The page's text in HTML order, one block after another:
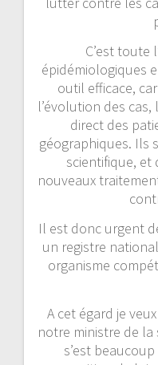
C’est toute
épidémiologiques
outil efficace,
l’évolution des cas,
direct des
géographiques. Ils
scientifique, et
nouveaux
Il est donc urgent
un registre
organisme
A cet égard je
notre ministre de la
s’est